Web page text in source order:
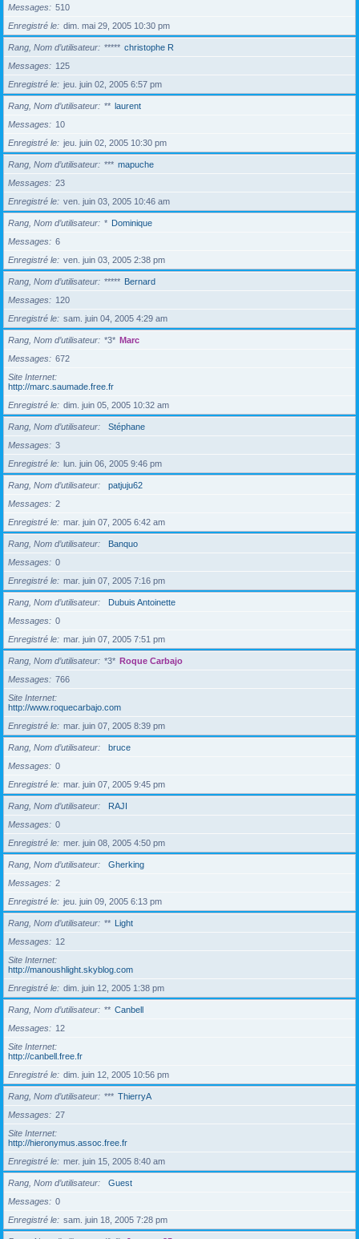
Messages
510
Enregistré le
dim. mai 29, 2005 10:30 pm
Rang, Nom d’utilisateur ***** christophe R
Messages
125
Enregistré le
jeu. juin 02, 2005 6:57 pm
Rang, Nom d’utilisateur ** laurent
Messages
10
Enregistré le
jeu. juin 02, 2005 10:30 pm
Rang, Nom d’utilisateur *** mapuche
Messages
23
Enregistré le
ven. juin 03, 2005 10:46 am
Rang, Nom d’utilisateur * Dominique
Messages
6
Enregistré le
ven. juin 03, 2005 2:38 pm
Rang, Nom d’utilisateur ***** Bernard
Messages
120
Enregistré le
sam. juin 04, 2005 4:29 am
Rang, Nom d’utilisateur *3* Marc
Messages
672
Site Internet
http://marc.saumade.free.fr
Enregistré le
dim. juin 05, 2005 10:32 am
Rang, Nom d’utilisateur
Stéphane
Messages
3
Enregistré le
lun. juin 06, 2005 9:46 pm
Rang, Nom d’utilisateur
patjuju62
Messages
2
Enregistré le
mar. juin 07, 2005 6:42 am
Rang, Nom d’utilisateur
Banquo
Messages
0
Enregistré le
mar. juin 07, 2005 7:16 pm
Rang, Nom d’utilisateur
Dubuis Antoinette
Messages
0
Enregistré le
mar. juin 07, 2005 7:51 pm
Rang, Nom d’utilisateur *3* Roque Carbajo
Messages
766
Site Internet
http://www.roquecarbajo.com
Enregistré le
mar. juin 07, 2005 8:39 pm
Rang, Nom d’utilisateur
bruce
Messages
0
Enregistré le
mar. juin 07, 2005 9:45 pm
Rang, Nom d’utilisateur
RAJI
Messages
0
Enregistré le
mer. juin 08, 2005 4:50 pm
Rang, Nom d’utilisateur
Gherking
Messages
2
Enregistré le
jeu. juin 09, 2005 6:13 pm
Rang, Nom d’utilisateur ** Light
Messages
12
Site Internet
http://manoushlight.skyblog.com
Enregistré le
dim. juin 12, 2005 1:38 pm
Rang, Nom d’utilisateur ** Canbell
Messages
12
Site Internet
http://canbell.free.fr
Enregistré le
dim. juin 12, 2005 10:56 pm
Rang, Nom d’utilisateur *** ThierryA
Messages
27
Site Internet
http://hieronymus.assoc.free.fr
Enregistré le
mer. juin 15, 2005 8:40 am
Rang, Nom d’utilisateur
Guest
Messages
0
Enregistré le
sam. juin 18, 2005 7:28 pm